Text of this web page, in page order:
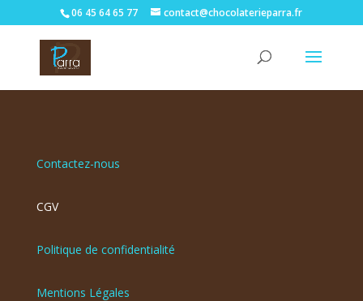
06 45 64 65 77 contact@chocolaterieparra.fr
Contactez-nous
CGV
Politique de confidentialité
Mentions Légales